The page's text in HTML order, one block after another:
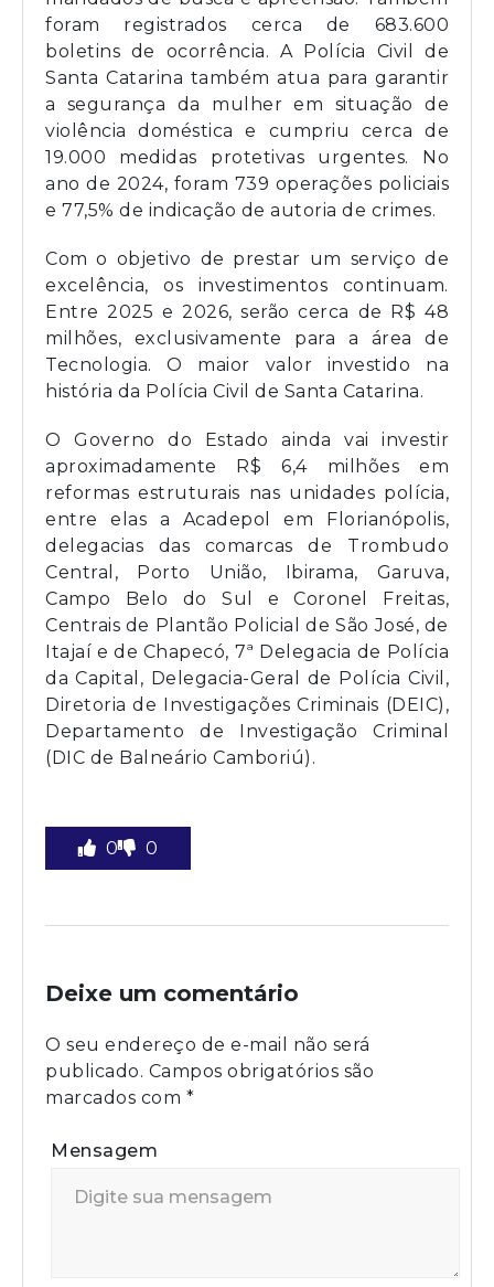
foram registrados cerca de 683.600
boletins de ocorrência. A Polícia Civil de
Santa Catarina também atua para garantir
a segurança da mulher em situação de
violência doméstica e cumpriu cerca de
19.000 medidas protetivas urgentes. No
ano de 2024, foram 739 operações policiais
e 77,5% de indicação de autoria de crimes.
Com o objetivo de prestar um serviço de
excelência, os investimentos continuam.
Entre 2025 e 2026, serão cerca de R$ 48
milhões, exclusivamente para a área de
Tecnologia. O maior valor investido na
história da Polícia Civil de Santa Catarina.
O Governo do Estado ainda vai investir
aproximadamente R$ 6,4 milhões em
reformas estruturais nas unidades polícia,
entre elas a Acadepol em Florianópolis,
delegacias das comarcas de Trombudo
Central, Porto União, Ibirama, Garuva,
Campo Belo do Sul e Coronel Freitas,
Centrais de Plantão Policial de São José, de
Itajaí e de Chapecó, 7ª Delegacia de Polícia
da Capital, Delegacia-Geral de Polícia Civil,
Diretoria de Investigações Criminais (DEIC),
Departamento de Investigação Criminal
(DIC de Balneário Camboriú).
0 0
Deixe um comentário
O seu endereço de e-mail não será
publicado. Campos obrigatórios são
marcados com *
Mensagem